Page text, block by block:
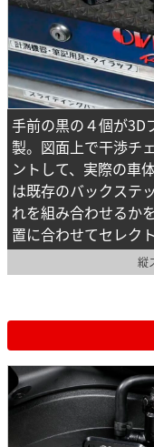
手前の黒の４個が3D
製。図面上で干渉チ
ントして、実際の車
は既存のバックステ
れを組み合わせるか
置に合わせてセレク
縦